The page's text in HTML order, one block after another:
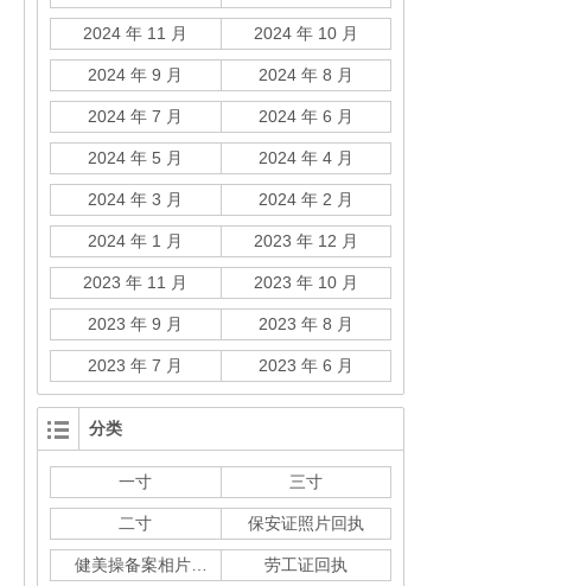
2024 年 11 月 2024 年 10 月
2024 年 9 月 2024 年 8 月
2024 年 7 月 2024 年 6 月
2024 年 5 月 2024 年 4 月
2024 年 3 月 2024 年 2 月
2024 年 1 月 2023 年 12 月
2023 年 11 月 2023 年 10 月
2023 年 9 月 2023 年 8 月
2023 年 7 月 2023 年 6 月
分类
一寸 三寸
二寸 保安证照片回执
劳工证回执